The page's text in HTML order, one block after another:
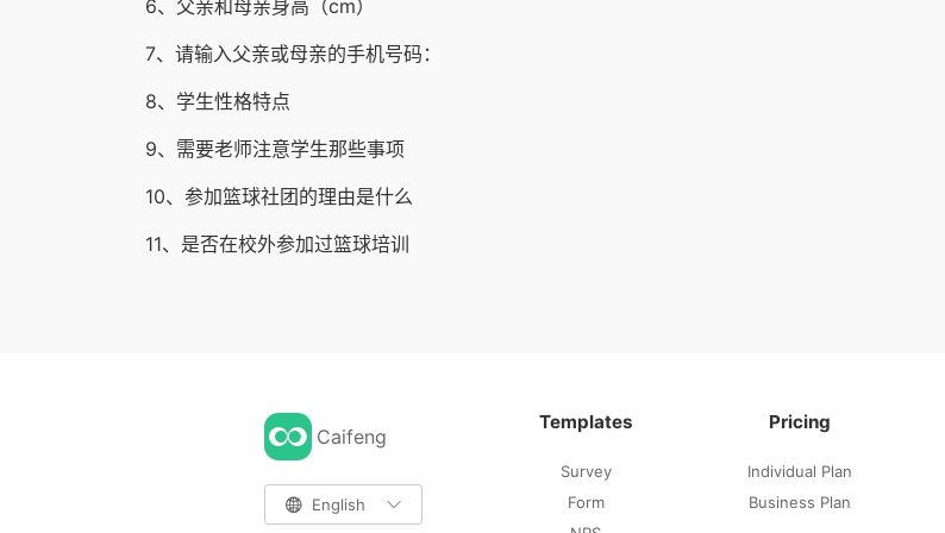
6、父亲和母亲身高（cm）
7、请输入父亲或母亲的手机号码：
8、学生性格特点
9、需要老师注意学生那些事项
10、参加篮球社团的理由是什么
11、是否在校外参加过篮球培训
Caifeng
 English 
Templates
Survey
Form
Pricing
Individual Plan
Business Plan